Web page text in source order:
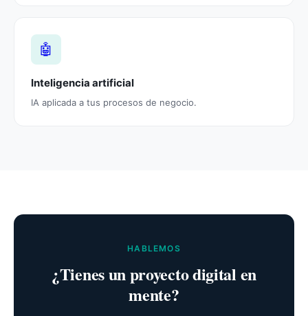
🤖
Inteligencia artificial
IA aplicada a tus procesos de negocio.
HABLEMOS
¿Tienes un proyecto digital en
mente?